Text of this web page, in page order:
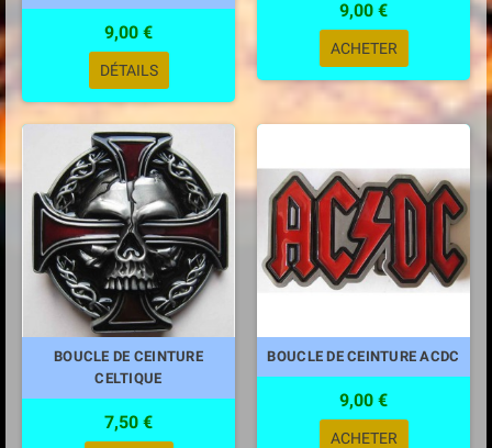
9,00 €
DÉTAILS
9,00 €
ACHETER
BOUCLE DE CEINTURE
CELTIQUE
7,50 €
BOUCLE DE CEINTURE ACDC
9,00 €
ACHETER